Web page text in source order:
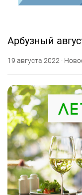
Арбузный
19 августа 2022 ·